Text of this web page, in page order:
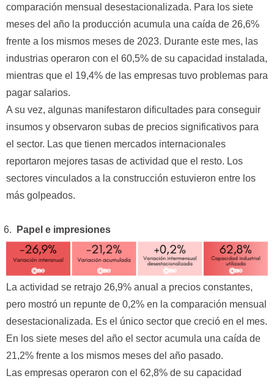
comparación mensual desestacionalizada. Para los siete
meses del año la producción acumula una caída de 26,6%
frente a los mismos meses de 2023. Durante este mes, las
industrias operaron con el 60,5% de su capacidad instalada,
mientras que el 19,4% de las empresas tuvo problemas para
pagar salarios.
A su vez, algunas manifestaron dificultades para conseguir
insumos y observaron subas de precios significativos para
el sector. Las que tienen mercados internacionales
reportaron mejores tasas de actividad que el resto. Los
sectores vinculados a la construcción estuvieron entre los
más golpeados.
Papel e impresiones
La actividad se retrajo 26,9% anual a precios constantes,
pero mostró un repunte de 0,2% en la comparación mensual
desestacionalizada. Es el único sector que creció en el mes.
En los siete meses del año el sector acumula una caída de
21,2% frente a los mismos meses del año pasado.
Las empresas operaron con el 62,8% de su capacidad